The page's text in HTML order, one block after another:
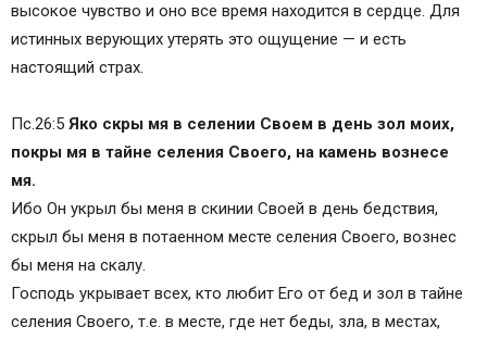
высокое чувство и оно все время находится в сердце. Для
истинных верующих утерять это ощущение — и есть
настоящий страх.
Пс.26:5 Яко скры мя в селении Своем в день зол моих,
покры мя в тайне селения Своего, на камень вознесе
мя.
Ибо Он укрыл бы меня в скинии Своей в день бедствия,
скрыл бы меня в потаенном месте селения Своего, вознес
бы меня на скалу.
Господь укрывает всех, кто любит Его от бед и зол в тайне
селения Своего, т.е. в месте, где нет беды, зла, в местах,